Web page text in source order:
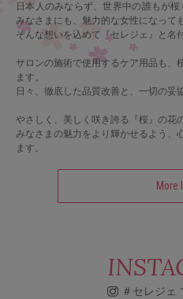
日本人のみならず、世界中の誰もが
みなさまにも、魅力的な女性になって
そんな想いを込めて『セレジェ』と名
サロンの施術で使用するケア用品も、
ます。
日々、徹底した品質改善と、一切の妥
やさしく、美しく咲き誇る『桜』の花
みなさまの魅力をより輝かせるよう、
ます。
More
＃セレジェ